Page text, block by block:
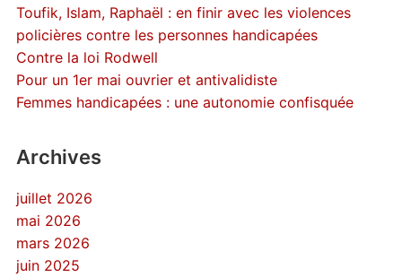
Toufik, Islam, Raphaël : en finir avec les violences
policières contre les personnes handicapées
Contre la loi Rodwell
Pour un 1er mai ouvrier et antivalidiste
Femmes handicapées : une autonomie confisquée
Archives
juillet 2026
mai 2026
mars 2026
juin 2025